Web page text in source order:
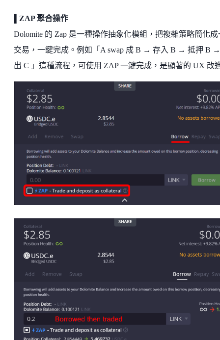
▌ZAP 聚合操作
Dolomite 的 Zap 是一種操作抽象化模組，把複雜策略簡化成
交易，一鍵完成。例如「A swap 成 B → 存入 B → 抵押 B
出 C 」這種流程，可使用 ZAP 一鍵完成，是顯著的 UX 改